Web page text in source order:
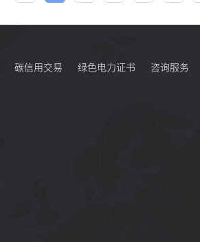
碳信用交易 绿色电力证书 咨询服务